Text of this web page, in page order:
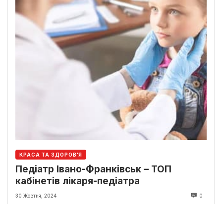
КРАСА ТА ЗДОРОВ'Я
Педіатр Івано-Франківськ – ТОП
кабінетів лікаря-педіатра
30 Жовтня, 2024 0